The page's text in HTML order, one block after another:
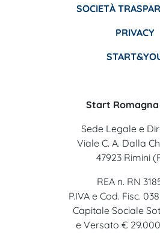
SOCIETÀ
PRIVACY
Start Romagna
Sede Legale e
Viale C. A. Dalla
47923 Rimini
REA n. RN
P.IVA e Cod. Fisc.
Capitale Sociale
e Versato €